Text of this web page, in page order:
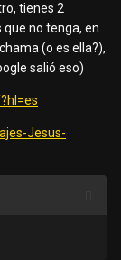
tienes 2
no tenga, en
(o es ella?),
salió eso)
Jesus-